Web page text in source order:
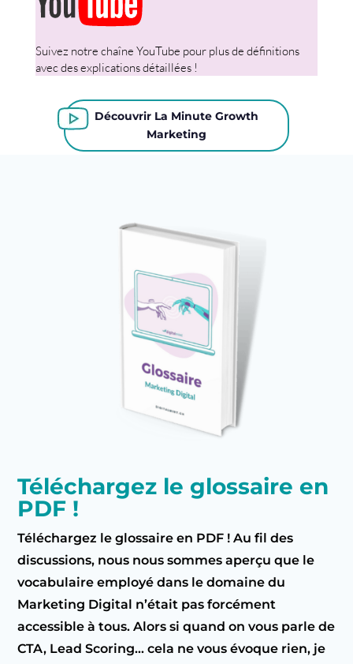
Suivez notre chaîne YouTube pour plus de définitions
avec des explications détaillées !
Découvrir La Minute Growth
Marketing
Téléchargez le glossaire en
PDF !
Téléchargez le glossaire en PDF ! Au fil des
discussions, nous nous sommes aperçu que le
vocabulaire employé dans le domaine du
Marketing Digital n’était pas forcément
accessible à tous. Alors si quand on vous parle de
CTA, Lead Scoring… cela ne vous évoque rien, je